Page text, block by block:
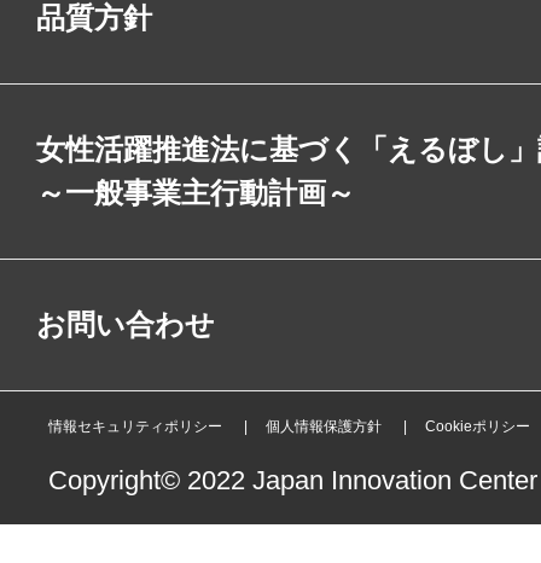
品質方針
女性活躍推進法に基づく「えるぼし
～一般事業主行動計画～
お問い合わせ
情報セキュリティポリシー 個人情報保護方針 Cookieポリシー
Copyright© 2022 Japan Innovation